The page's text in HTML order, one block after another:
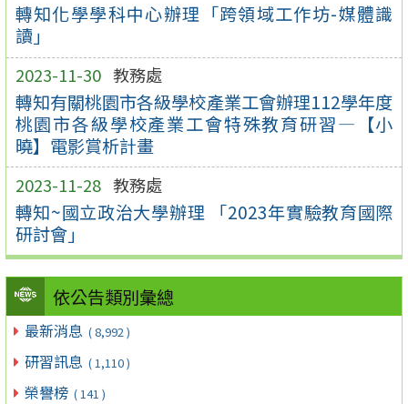
轉知化學學科中心辦理「跨領域工作坊-媒體識
讀」
2023-11-30 教務處
轉知有關桃園市各級學校產業工會辦理112學年度
桃園市各級學校產業工會特殊教育研習—【小
曉】電影賞析計畫
2023-11-28 教務處
轉知~國立政治大學辦理 「2023年實驗教育國際
研討會」
依公告類別彙總
最新消息 ( 8,992 )
研習訊息 ( 1,110 )
榮譽榜 ( 141 )